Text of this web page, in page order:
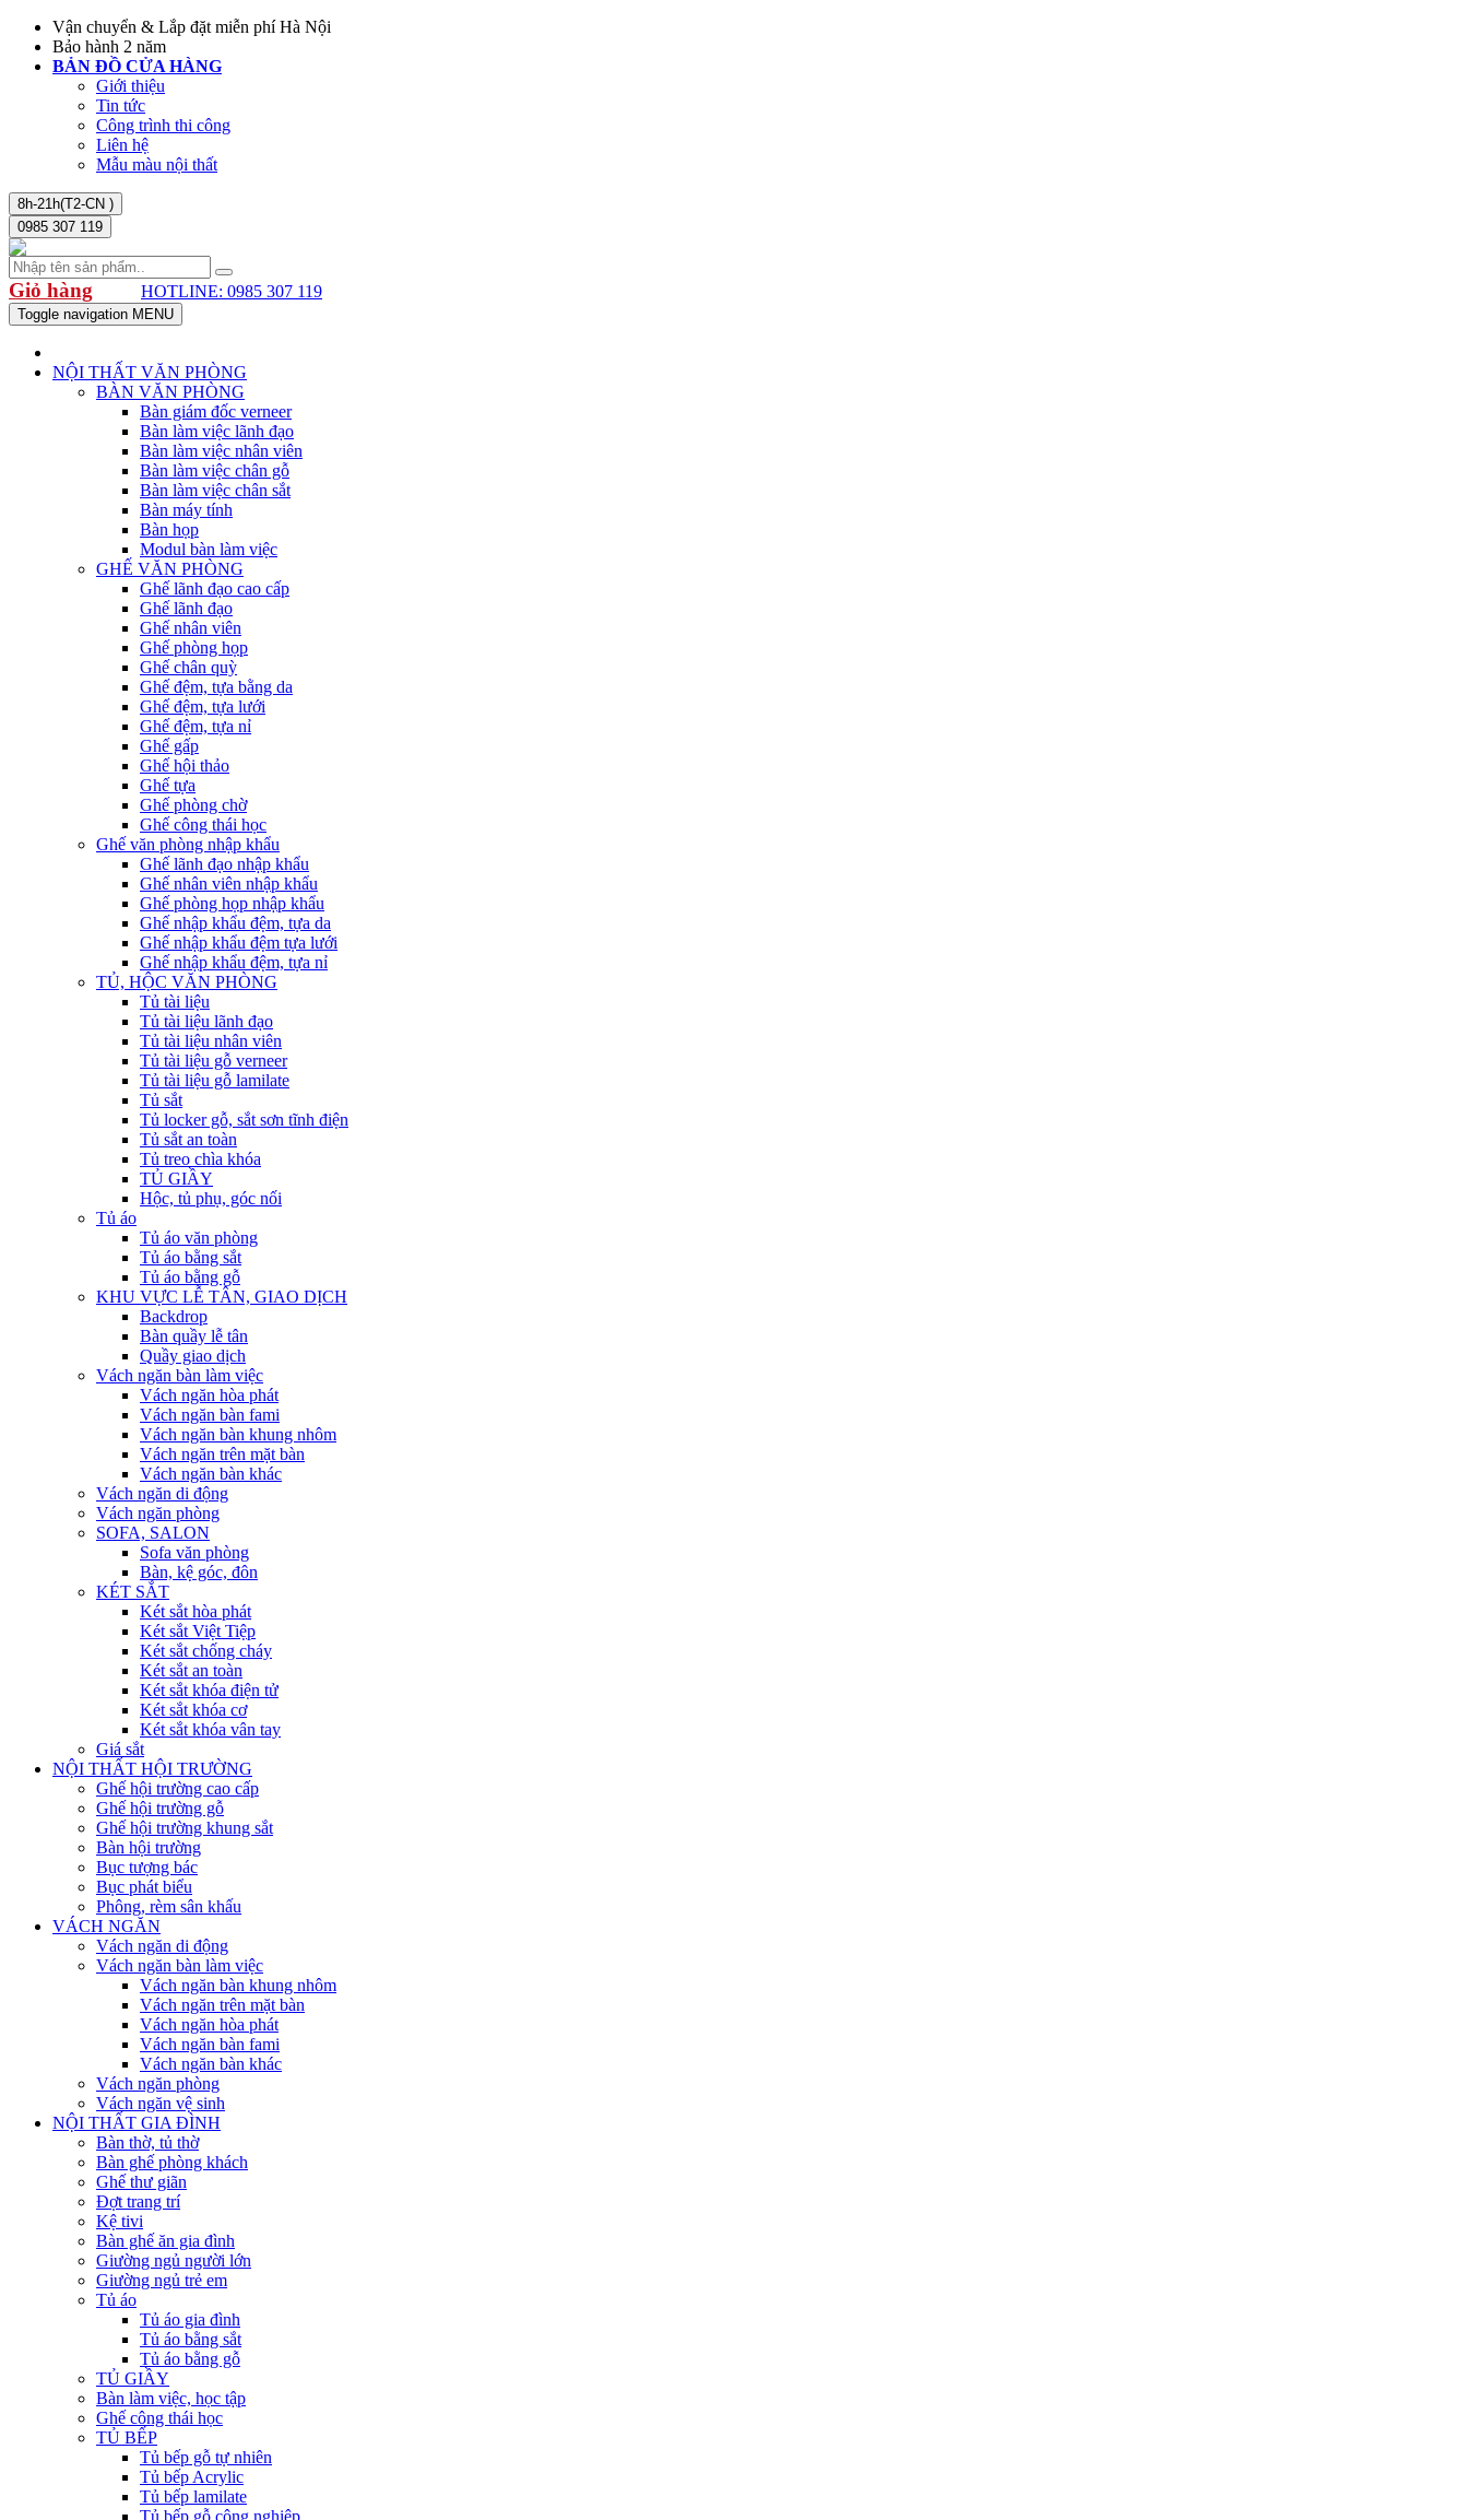
Vận chuyển & Lắp đặt miễn phí Hà Nội
Bảo hành 2 năm
BẢN ĐỒ CỬA HÀNG
Giới thiệu
Tin tức
Công trình thi công
Liên hệ
Mẫu màu nội thất
8h-21h(T2-CN )
0985 307 119
Giỏ hàng HOTLINE: 0985 307 119
Toggle navigation MENU
NỘI THẤT VĂN PHÒNG
BÀN VĂN PHÒNG
Bàn giám đốc verneer
Bàn làm việc lãnh đạo
Bàn làm việc nhân viên
Bàn làm việc chân gỗ
Bàn làm việc chân sắt
Bàn máy tính
Bàn họp
Modul bàn làm việc
GHẾ VĂN PHÒNG
Ghế lãnh đạo cao cấp
Ghế lãnh đạo
Ghế nhân viên
Ghế phòng họp
Ghế chân quỳ
Ghế đệm, tựa bằng da
Ghế đệm, tựa lưới
Ghế đệm, tựa nỉ
Ghế gấp
Ghế hội thảo
Ghế tựa
Ghế phòng chờ
Ghế công thái học
Ghế văn phòng nhập khẩu
Ghế lãnh đạo nhập khẩu
Ghế nhân viên nhập khẩu
Ghế phòng họp nhập khẩu
Ghế nhập khẩu đệm, tựa da
Ghế nhập khẩu đệm tựa lưới
Ghế nhập khẩu đệm, tựa nỉ
TỦ, HỘC VĂN PHÒNG
Tủ tài liệu
Tủ tài liệu lãnh đạo
Tủ tài liệu nhân viên
Tủ tài liệu gỗ verneer
Tủ tài liệu gỗ lamilate
Tủ sắt
Tủ locker gỗ, sắt sơn tĩnh điện
Tủ sắt an toàn
Tủ treo chìa khóa
TỦ GIẦY
Hộc, tủ phụ, góc nối
Tủ áo
Tủ áo văn phòng
Tủ áo bằng sắt
Tủ áo bằng gỗ
KHU VỰC LỄ TÂN, GIAO DỊCH
Backdrop
Bàn quầy lễ tân
Quầy giao dịch
Vách ngăn bàn làm việc
Vách ngăn hòa phát
Vách ngăn bàn fami
Vách ngăn bàn khung nhôm
Vách ngăn trên mặt bàn
Vách ngăn bàn khác
Vách ngăn di động
Vách ngăn phòng
SOFA, SALON
Sofa văn phòng
Bàn, kệ góc, đôn
KÉT SẮT
Két sắt hòa phát
Két sắt Việt Tiệp
Két sắt chống cháy
Két sắt an toàn
Két sắt khóa điện tử
Két sắt khóa cơ
Két sắt khóa vân tay
Giá sắt
NỘI THẤT HỘI TRƯỜNG
Ghế hội trường cao cấp
Ghế hội trường gỗ
Ghế hội trường khung sắt
Bàn hội trường
Bục tượng bác
Bục phát biểu
Phông, rèm sân khấu
VÁCH NGĂN
Vách ngăn di động
Vách ngăn bàn làm việc
Vách ngăn bàn khung nhôm
Vách ngăn trên mặt bàn
Vách ngăn hòa phát
Vách ngăn bàn fami
Vách ngăn bàn khác
Vách ngăn phòng
Vách ngăn vệ sinh
NỘI THẤT GIA ĐÌNH
Bàn thờ, tủ thờ
Bàn ghế phòng khách
Ghế thư giãn
Đợt trang trí
Kệ tivi
Bàn ghế ăn gia đình
Giường ngủ người lớn
Giường ngủ trẻ em
Tủ áo
Tủ áo gia đình
Tủ áo bằng sắt
Tủ áo bằng gỗ
TỦ GIẦY
Bàn làm việc, học tập
Ghế công thái học
TỦ BẾP
Tủ bếp gỗ tự nhiên
Tủ bếp Acrylic
Tủ bếp lamilate
Tủ bếp gỗ công nghiệp